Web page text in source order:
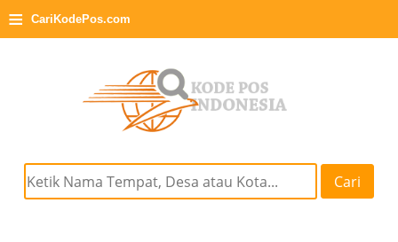
≡ CariKodePos.com
Cari